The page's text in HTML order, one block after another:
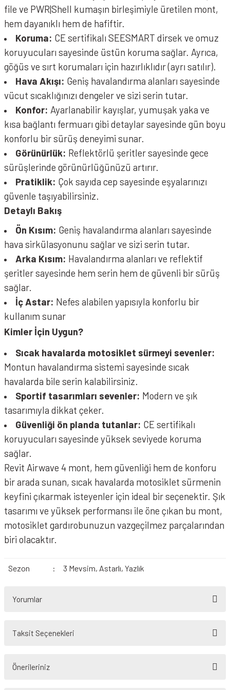
file ve PWR|Shell kumaşın birleşimiyle üretilen mont,
hem dayanıklı hem de hafiftir.
Koruma: CE sertifikalı SEESMART dirsek ve omuz
koruyucuları sayesinde üstün koruma sağlar. Ayrıca,
göğüs ve sırt korumaları için hazırlıklıdır (ayrı satılır).
Hava Akışı: Geniş havalandırma alanları sayesinde
vücut sıcaklığınızı dengeler ve sizi serin tutar.
Konfor: Ayarlanabilir kayışlar, yumuşak yaka ve
kısa bağlantı fermuarı gibi detaylar sayesinde gün boyu
konforlu bir sürüş deneyimi sunar.
Görünürlük: Reflektörlü şeritler sayesinde gece
sürüşlerinde görünürlüğünüzü artırır.
Pratiklik: Çok sayıda cep sayesinde eşyalarınızı
güvenle taşıyabilirsiniz.
Detaylı Bakış
Ön Kısım: Geniş havalandırma alanları sayesinde
hava sirkülasyonunu sağlar ve sizi serin tutar.
Arka Kısım: Havalandırma alanları ve reflektif
şeritler sayesinde hem serin hem de güvenli bir sürüş
sağlar.
İç Astar: Nefes alabilen yapısıyla konforlu bir
kullanım sunar
Kimler İçin Uygun?
Sıcak havalarda motosiklet sürmeyi sevenler:
Montun havalandırma sistemi sayesinde sıcak
havalarda bile serin kalabilirsiniz.
Sportif tasarımları sevenler: Modern ve şık
tasarımıyla dikkat çeker.
Güvenliği ön planda tutanlar: CE sertifikalı
koruyucuları sayesinde yüksek seviyede koruma
sağlar.
Revit Airwave 4 mont, hem güvenliği hem de konforu
bir arada sunan, sıcak havalarda motosiklet sürmenin
keyfini çıkarmak isteyenler için ideal bir seçenektir. Şık
tasarımı ve yüksek performansı ile öne çıkan bu mont,
motosiklet gardırobunuzun vazgeçilmez parçalarından
biri olacaktır.
Sezon : 3 Mevsim, Astarlı, Yazlık
Yorumlar
Taksit Seçenekleri
Önerileriniz